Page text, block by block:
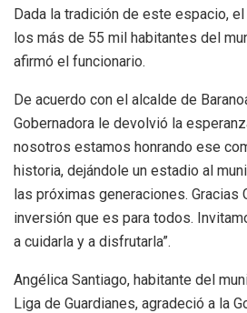
Dada la tradición de este espacio,
los más de 55 mil habitantes del
afirmó el funcionario.
De acuerdo con el alcalde de
Gobernadora le devolvió la
nosotros estamos honrando ese
historia, dejándole un estadio al
las próximas generaciones. Gracias
inversión que es para todos.
a cuidarla y a disfrutarla”.
Angélica Santiago, habitante del
Liga de Guardianes, agradeció a la